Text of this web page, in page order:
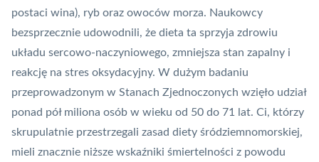
postaci wina), ryb oraz owoców morza. Naukowcy
bezsprzecznie udowodnili, że dieta ta sprzyja zdrowiu
układu sercowo-naczyniowego, zmniejsza stan zapalny i
reakcję na stres oksydacyjny. W dużym badaniu
przeprowadzonym w Stanach Zjednoczonych wzięło udział
ponad pół miliona osób w wieku od 50 do 71 lat. Ci, którzy
skrupulatnie przestrzegali zasad diety śródziemnomorskiej,
mieli znacznie niższe wskaźniki śmiertelności z powodu